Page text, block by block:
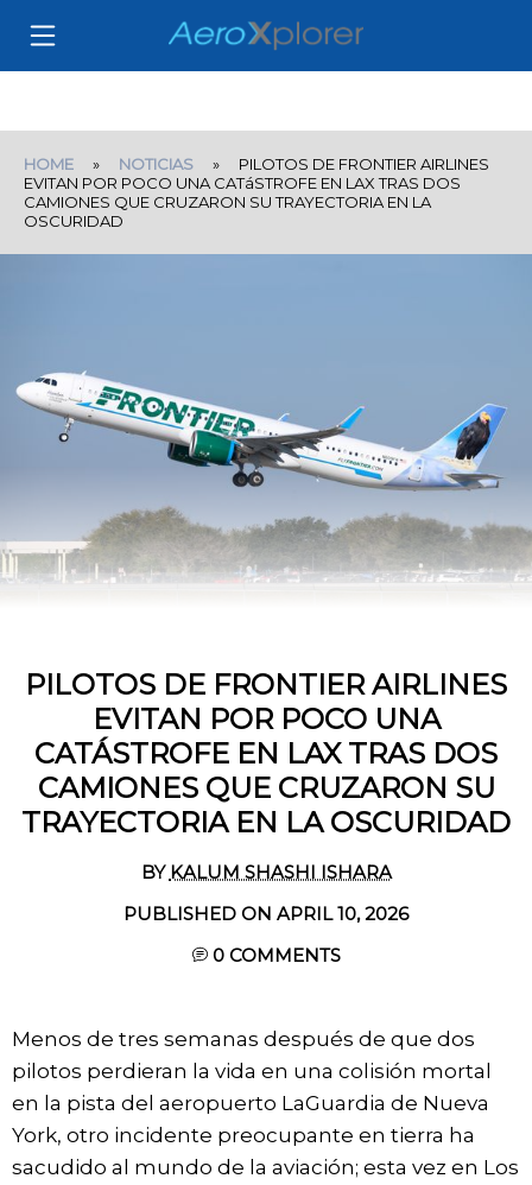
HOME » NOTICIAS » PILOTOS DE FRONTIER AIRLINES
EVITAN POR POCO UNA CATáSTROFE EN LAX TRAS DOS
CAMIONES QUE CRUZARON SU TRAYECTORIA EN LA
OSCURIDAD
PILOTOS DE FRONTIER AIRLINES
EVITAN POR POCO UNA
CATÁSTROFE EN LAX TRAS DOS
CAMIONES QUE CRUZARON SU
TRAYECTORIA EN LA OSCURIDAD
BY KALUM SHASHI ISHARA
PUBLISHED ON APRIL 10, 2026
0COMMENTS
Menos de tres semanas después de que dos
pilotos perdieran la vida en una colisión mortal
en la pista del aeropuerto LaGuardia de Nueva
York, otro incidente preocupante en tierra ha
sacudido al mundo de la aviación; esta vez en Los